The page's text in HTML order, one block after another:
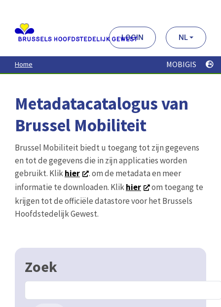
contenu
principal
LOGIN NL
Home MOBIGIS
Metadatacatalogus van
Brussel Mobiliteit
Brussel Mobiliteit biedt u toegang tot zijn gegevens
en tot de gegevens die in zijn applicaties worden
gebruikt. Klikhier
. om de metadata en meer
informatie te downloaden. Klikhier
om toegang te
krijgen tot de officiële datastore voor het Brussels
Hoofdstedelijk Gewest.
Zoek